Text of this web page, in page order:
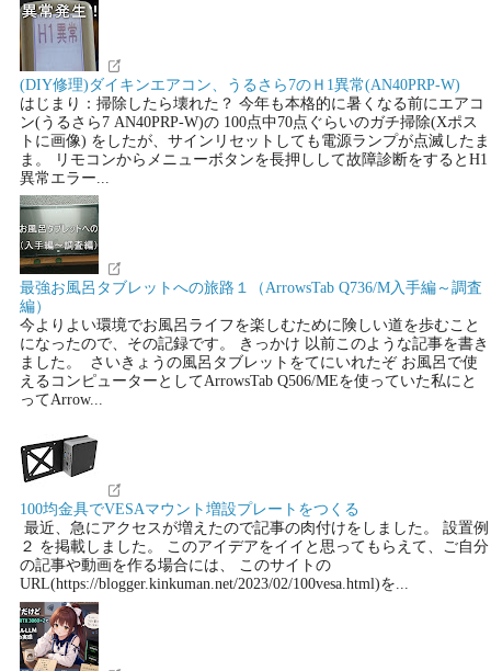
(DIY修理)ダイキンエアコン、うるさら7のＨ1異常(AN40PRP-W)
はじまり：掃除したら壊れた？ 今年も本格的に暑くなる前にエアコ
ン(うるさら7 AN40PRP-W)の 100点中70点ぐらいのガチ掃除(Xポス
トに画像) をしたが、サインリセットしても電源ランプが点滅したま
ま。 リモコンからメニューボタンを長押しして故障診断をするとH1
異常エラー...
最強お風呂タブレットへの旅路１（ArrowsTab Q736/M入手編～調査
編）
今よりよい環境でお風呂ライフを楽しむために険しい道を歩むこと
になったので、その記録です。 きっかけ 以前このような記事を書き
ました。 さいきょうの風呂タブレットをてにいれたぞ お風呂で使
えるコンピューターとしてArrowsTab Q506/MEを使っていた私にと
ってArrow...
100均金具でVESAマウント増設プレートをつくる
最近、急にアクセスが増えたので記事の肉付けをしました。 設置例
２ を掲載しました。 このアイデアをイイと思ってもらえて、ご自分
の記事や動画を作る場合には、 このサイトの
URL(https://blogger.kinkuman.net/2023/02/100vesa.html)を...